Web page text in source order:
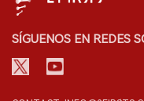
SÍGUENOS EN REDES